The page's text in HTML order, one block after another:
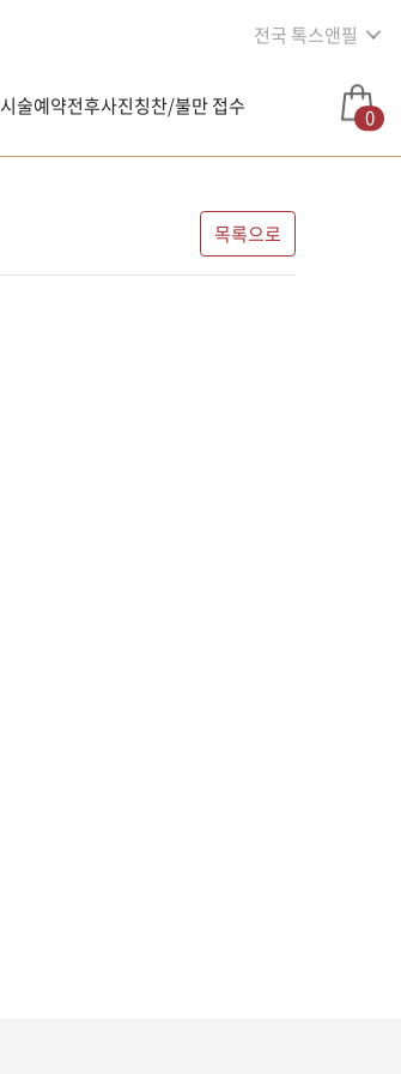
전국 톡스앤필
시술예약전후사진칭찬/불만 접수 0
목록으로